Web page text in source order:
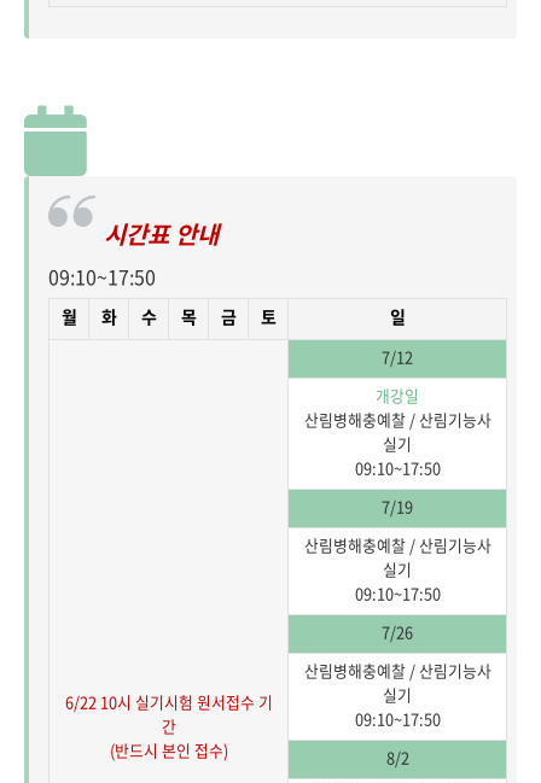
시간표 안내
09:10~17:50
월 화 수 목 금 토 일
6/22 10시 실기시험 원서접수 기
간
(반드시 본인 접수)
7/12
개강일
산림병해충예찰 / 산림기능사
실기
09:10~17:50
7/19
산림병해충예찰 / 산림기능사
실기
09:10~17:50
7/26
산림병해충예찰 / 산림기능사
실기
09:10~17:50
8/2